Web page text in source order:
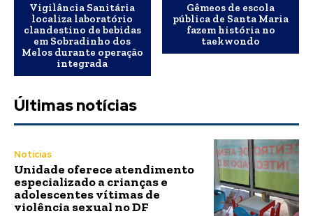
Vigilância Sanitária
localiza laboratório
clandestino de bebidas
em Sobradinho dos
Melos durante operação
integrada
Gêmeos de escola
pública de Santa Maria
fazem história no
taekwondo
Últimas notícias
Notícias
Unidade oferece atendimento
especializado a crianças e
adolescentes vítimas de
violência sexual no DF